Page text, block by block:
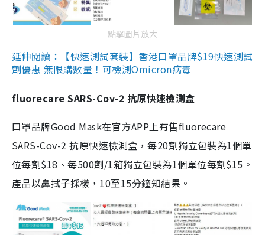
點擊圖片放大
延伸閱讀：【快速測試套裝】香港口罩品牌$19快速測試
劑優惠 無限購數量！可檢測Omicron病毒
fluorecare SARS-Cov-2 抗原快速檢測盒
口罩品牌Good Mask在官方APP上有售fluorecare
SARS-Cov-2 抗原快速檢測盒，每20劑獨立包裝為1個單
位每劑$18、每500劑/1箱獨立包裝為1個單位每劑$15。
產品以鼻拭子採樣，10至15分鐘知結果。